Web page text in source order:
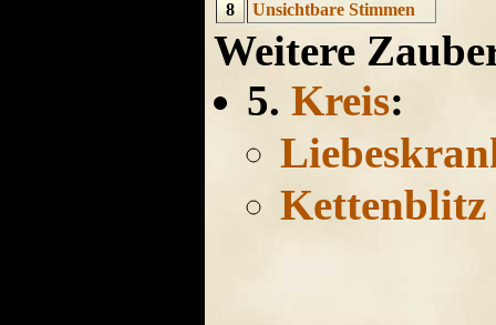
8 Unsichtbare Stimmen
Weitere
5. Kreis:
Kettenblitz